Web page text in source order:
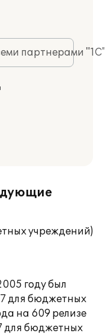
партнерами
учреждений)
году был
для бюджетных
на 609 релизе
для бюджетных